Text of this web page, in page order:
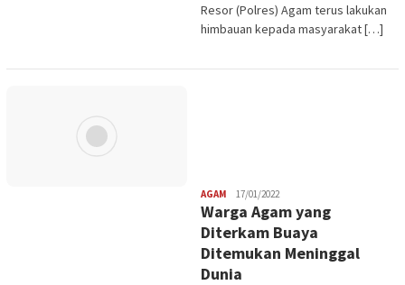
Resor (Polres) Agam terus lakukan
himbauan kepada masyarakat […]
AGAM Redaksi
17/01/2022
Warga Agam yang
Diterkam Buaya
Ditemukan Meninggal
Dunia